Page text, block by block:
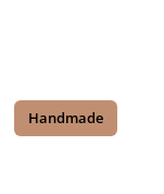
Handmade